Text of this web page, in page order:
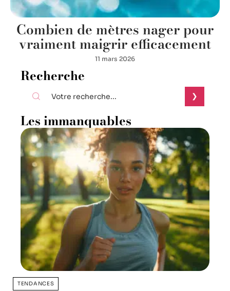
Combien de mètres nager pour
vraiment maigrir efficacement
11 mars 2026
Recherche
Les immanquables
TENDANCES